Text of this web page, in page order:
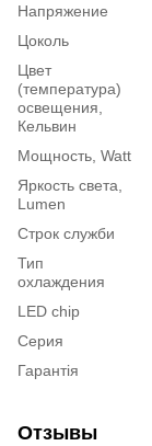
Напряжение
Цоколь
Цвет
(температура)
освещения,
Кельвин
Мощность, Watt
Яркость света,
Lumen
Строк служби
Тип
охлаждения
LED chip
Серия
Гарантія
Отзывы